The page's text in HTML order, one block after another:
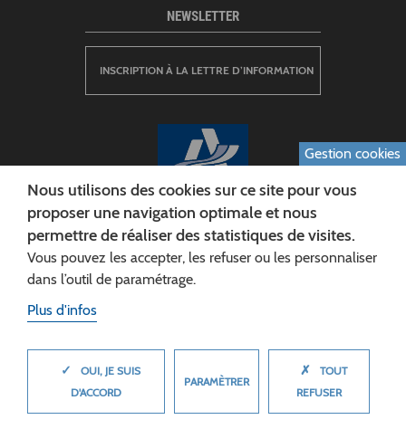
CONSEIL DÉPARTEMENTAL DE L'AISNE
Siège :
NEWSLETTER
INSCRIPTION À LA LETTRE D’INFORMATION
Gestion cookies
Nous utilisons des cookies sur ce site pour vous
proposer une navigation optimale et nous
permettre de réaliser des statistiques de visites.
Vous pouvez les accepter, les refuser ou les personnaliser
dans l’outil de paramétrage.
Plus d'infos
✓
OUI, JE SUIS
D'ACCORD
PARAMÈTRER
✗
TOUT
REFUSER
MASQUER